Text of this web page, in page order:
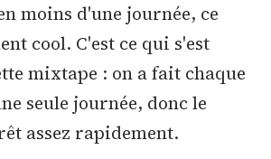
moins d'une journée, ce
cool. C'est ce qui s'est
mixtape : on a fait chaque
seule journée, donc le
assez rapidement.